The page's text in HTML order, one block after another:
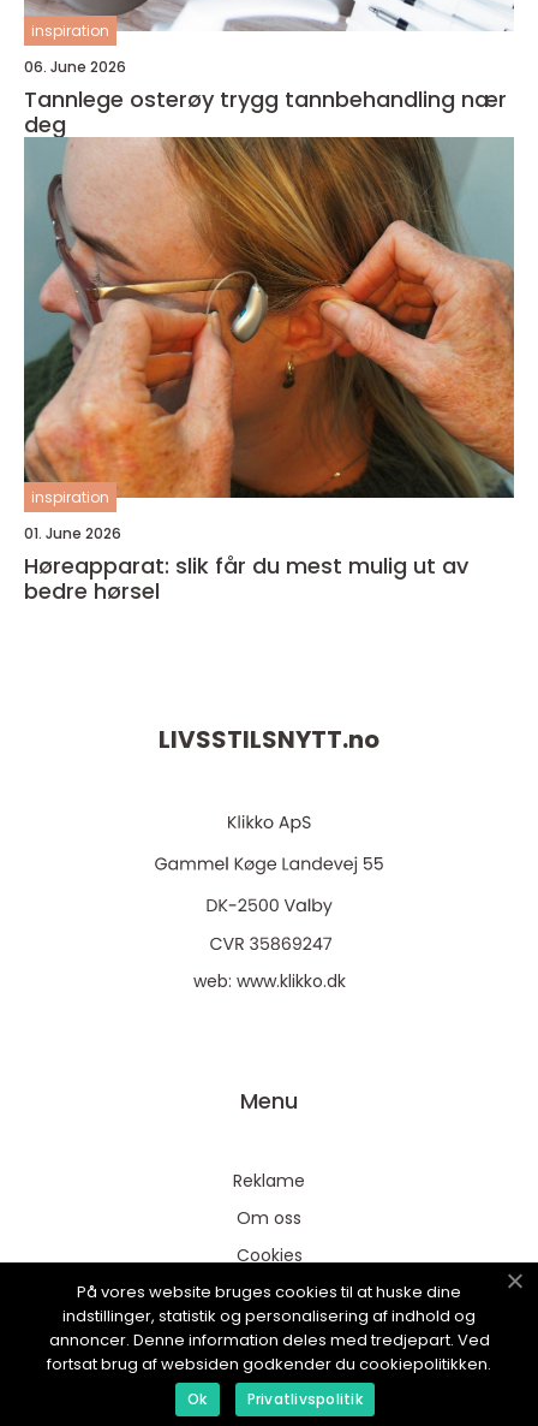
inspiration
06. June 2026
Tannlege osterøy trygg tannbehandling nær
deg
inspiration
01. June 2026
Høreapparat: slik får du mest mulig ut av
bedre hørsel
LIVSSTILSNYTT.no
web: www.klikko.dk
Menu
Reklame
Om oss
Cookies
Kontakt Oss
Sitemap
På vores website bruges cookies til at huske dine
indstillinger, statistik og personalisering af indhold og
annoncer. Denne information deles med tredjepart. Ved
fortsat brug af websiden godkender du cookiepolitikken.
Ok Privatlivspolitik